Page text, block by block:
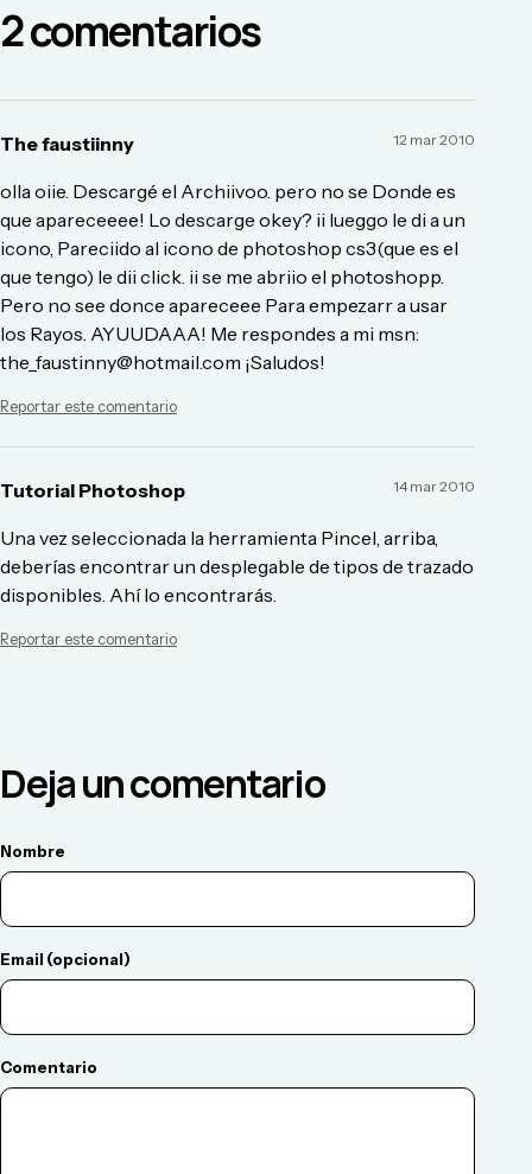
2comentarios
The faustiinny 12 mar 2010
olla oiie. Descargé el Archiivoo. pero no se Donde es
que apareceeee! Lo descarge okey? ii lueggo le di a un
icono, Pareciido al icono de photoshop cs3(que es el
que tengo) le dii click. ii se me abriio el photoshopp.
Pero no see donce apareceee Para empezarr a usar
los Rayos. AYUUDAAA! Me respondes a mi msn:
the_faustinny@hotmail.com ¡Saludos!
Reportar este comentario
Tutorial Photoshop 14 mar 2010
Una vez seleccionada la herramienta Pincel, arriba,
deberías encontrar un desplegable de tipos de trazado
disponibles. Ahí lo encontrarás.
Reportar este comentario
Deja un comentario
Nombre
Email (opcional)
Comentario